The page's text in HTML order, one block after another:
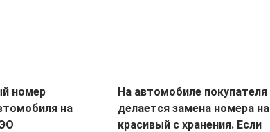
номер
на
На автомобиле покупателя
делается замена номера на
красивый с хранения. Если